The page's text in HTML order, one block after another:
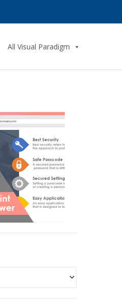
All Visual Paradigm